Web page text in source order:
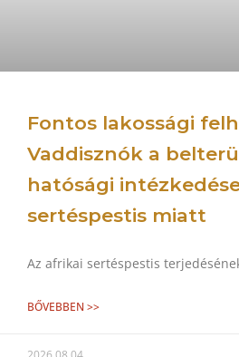
Fontos lakossági
Vaddisznók a
hatósági
sertéspestis miatt
Az afrikai sertéspestis
BŐVEBBEN >>